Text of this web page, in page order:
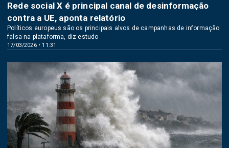
17/03/2026 • 11:31
Rede social X é principal canal de desinformação
contra a UE, aponta relatório
Políticos europeus são os principais alvos de campanhas de informação
falsa na plataforma, diz estudo